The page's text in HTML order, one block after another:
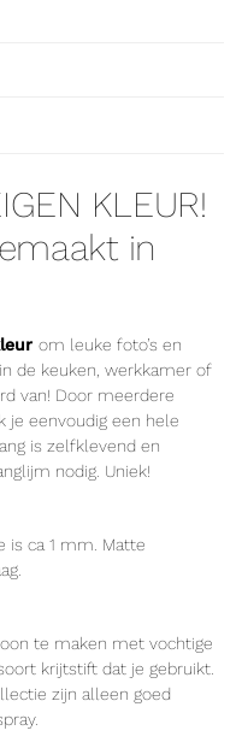
KLEUR!
in
om leuke foto’s en
de keuken, werkkamer of
van! Door meerdere
je eenvoudig een hele
is zelfklevend en
nodig. Uniek!
is ca 1 mm. Matte
te maken met vochtige
krijtstift dat je gebruikt.
zijn alleen goed